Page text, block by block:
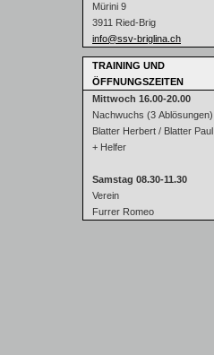
Mürini 9
3911 Ried-Brig
info@ssv-briglina.ch
TRAINING UND
ÖFFNUNGSZEITEN
Mittwoch 16.00-20.00
Nachwuchs (3 Ablösungen)
Blatter Herbert / Blatter Paul
+ Helfer
Samstag 08.30-11.30
Verein
Furrer Romeo